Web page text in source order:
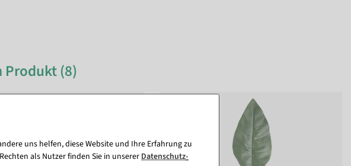
Produkt (8)
uns helfen, diese Website und Ihre Erfahrung zu
als Nutzer finden Sie in unsererDaten­schutz­